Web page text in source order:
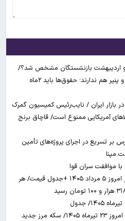
و اردیبهشت بازنشستگان مشخص شد؟/
کریمی: بازنشستگان توان خرید نان و پنیر هم ندارند؛ حقوق‌ها باید ۲ماه
بازار ایران / نایب‌رئیس کمیسیون گمرک
آمریکایی ممنوع است/ قاچاق برنج
بر تسریع در اجرای پروژه‌های تأمین
مپنا
افزایش قیمت طلا و سکه در بازار امروز ۵ مرداد ۱۴۰۵ +جدول قیمت/ هر
قیمت زمان بازگشایی طلا و سکه امروز ۲۳ تیرماه ۱۴۰۵/ سکه مرز جدید